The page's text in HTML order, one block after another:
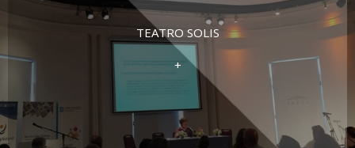
TEATRO SOLIS
+